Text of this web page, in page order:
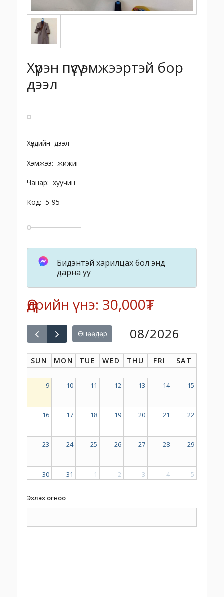
Хүрэн пүүсүү эмжээртэй бор
дээл
Хүүхдийн дээл
Хэмжээ: жижиг
Чанар: хуучин
Код: 5-95
Бидэнтэй харилцах бол энд
дарна уу
Өдрийн үнэ: 30,000₮
Өнөөдөр 08/2026
SUN MON TUE WED THU FRI SAT
9 10 11 12 13 14 15
16 17 18 19 20 21 22
23 24 25 26 27 28 29
30 31 1 2 3 4 5
Эхлэх огноо